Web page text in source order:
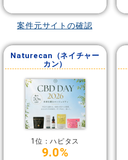
案件元サイトの確認
Naturecan（ネイチャー
カン）
1位：ハピタス
9.0%